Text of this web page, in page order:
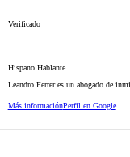
Verificado
Hispano Hablante
Leandro Ferrer es un abogado de
Más informaciónPerfil en Google